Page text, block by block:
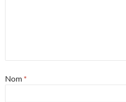
Nom *